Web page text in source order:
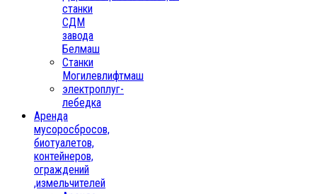
станки
СДМ
завода
Белмаш
Станки
Могилевлифтмаш
электроплуг-
лебедка
Аренда
мусоросбросов,
биотуалетов,
контейнеров,
ограждений
,измельчителей